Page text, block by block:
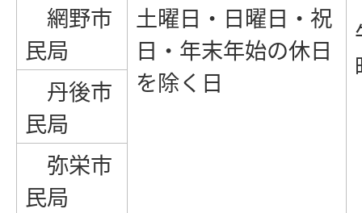
土曜日・日曜日・祝
日・年末年始の休日
を除く日
網野市
民局
丹後市
民局
弥栄市
民局